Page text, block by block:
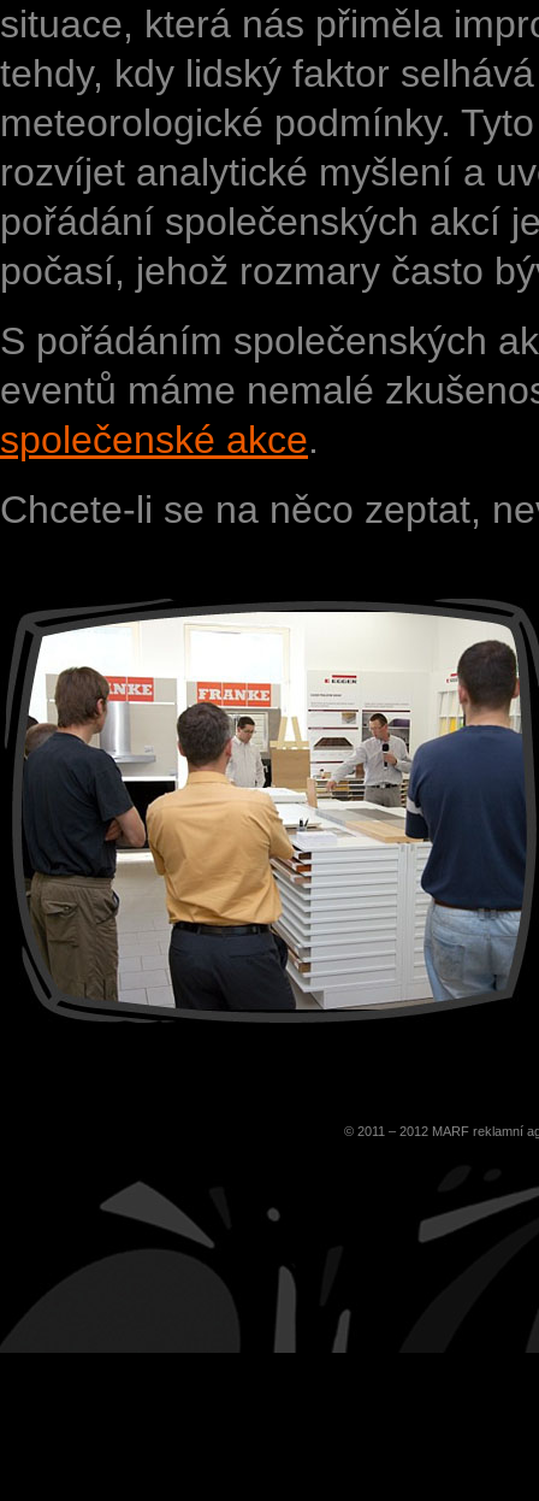
situace, která nás přiměla
tehdy, kdy lidský faktor
meteorologické podmínky.
rozvíjet analytické myšlení a
pořádání společenských akcí
počasí, jehož rozmary často
S pořádáním společenských
eventů máme nemalé
společenské akce.
Chcete-li se na něco zeptat,
© 2011 – 2012 MARF reklamní